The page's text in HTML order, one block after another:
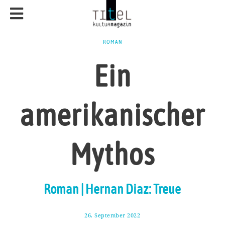
ROMAN
Ein
amerikanischer
Mythos
Roman | Hernan Diaz: Treue
26. September 2022